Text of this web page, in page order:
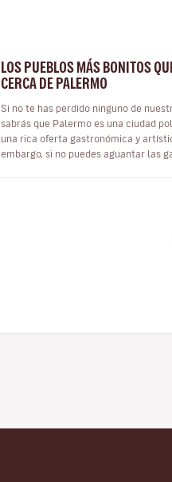
LOS PUEBLOS MÁS BONITOS
CERCA DE PALERMO
Si no te has perdido ninguno de
sabrás que Palermo es una ciudad
una rica oferta gastronómica y
embargo, si no puedes aguantar las